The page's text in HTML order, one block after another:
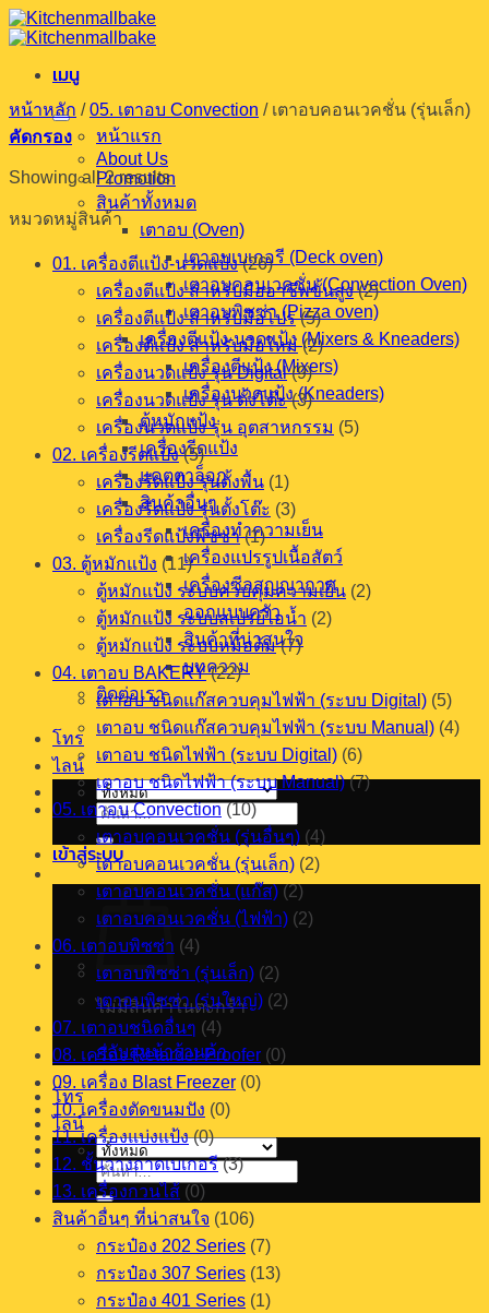
ข้าม
ไป
เนื้อหา
เมนู
หน้าแรก
About Us
Promotion
สินค้าทั้งหมด
เตาอบ (Oven)
เตาอบเบเกอรี (Deck oven)
เตาอบคอนเวคชั่น (Convection Oven)
เตาอบพิซซ่า (Pizza oven)
เครื่องตีแป้ง-นวดแป้ง (Mixers & Kneaders)
เครื่องตีแป้ง (Mixers)
เครื่องนวดแป้ง (Kneaders)
ตู้หมักแป้ง
เครื่องรีดแป้ง
แคตตาล็อก
สินค้าอื่นๆ
เครื่องทำความเย็น
เครื่องแปรรูปเนื้อสัตว์
เครื่องซีลสุญญากาศ
ออกแบบครัว
สินค้าที่น่าสนใจ
บทความ
ติดต่อเรา
โทร
ไลน์
ค้นหา:
เข้าสู่ระบบ
ไม่มีสินค้าในตะกร้า
กลับสู่หน้าร้านค้า
โทร
ไลน์
ค้นหา:
หน้าหลัก / 05. เตาอบ Convection /เตาอบคอนเวคชั่น (รุ่นเล็ก)
คัดกรอง
Showing all 2 results
หมวดหมู่สินค้า
01. เครื่องตีแป้ง-นวดแป้ง (26)
เครื่องตีแป้ง สำหรับมืออาชีพขั้นสูง (2)
เครื่องตีแป้ง สำหรับมือโปร (5)
เครื่องตีแป้ง สำหรับมือใหม่ (2)
เครื่องนวดแป้ง รุ่น Digital (9)
เครื่องนวดแป้ง รุ่น ตั้งโต๊ะ (3)
เครื่องนวดแป้ง รุ่น อุตสาหกรรม (5)
02. เครื่องรีดแป้ง (5)
เครื่องรีดแป้ง รุ่นตั้งพื้น (1)
เครื่องรีดแป้ง รุ่นตั้งโต๊ะ (3)
เครื่องรีดแป้งพิซซ่า (1)
03. ตู้หมักแป้ง (11)
ตู้หมักแป้ง ระบบควบคุมความเย็น (2)
ตู้หมักแป้ง ระบบสเปรย์ไอน้ำ (2)
ตู้หมักแป้ง ระบบหม้อต้ม (7)
04. เตาอบ BAKERY (22)
เตาอบ ชนิดแก๊สควบคุมไฟฟ้า (ระบบ Digital) (5)
เตาอบ ชนิดแก๊สควบคุมไฟฟ้า (ระบบ Manual) (4)
เตาอบ ชนิดไฟฟ้า (ระบบ Digital) (6)
เตาอบ ชนิดไฟฟ้า (ระบบ Manual) (7)
05. เตาอบ Convection (10)
เตาอบคอนเวคชั่น (รุ่นอื่นๆ) (4)
เตาอบคอนเวคชั่น (รุ่นเล็ก) (2)
เตาอบคอนเวคชั่น (แก๊ส) (2)
เตาอบคอนเวคชั่น (ไฟฟ้า) (2)
06. เตาอบพิซซ่า (4)
เตาอบพิซซ่า (รุ่นเล็ก) (2)
เตาอบพิซซ่า (รุ่นใหญ่) (2)
07. เตาอบชนิดอื่นๆ (4)
08. เครื่อง Retarder Proofer (0)
09. เครื่อง Blast Freezer (0)
10. เครื่องตัดขนมปัง (0)
11. เครื่องแบ่งแป้ง (0)
12. ชั้นวางถาดเบเกอรี (3)
13. เครื่องกวนไส้ (0)
สินค้าอื่นๆ ที่น่าสนใจ (106)
กระป๋อง 202 Series (7)
กระป๋อง 307 Series (13)
กระป๋อง 401 Series (1)